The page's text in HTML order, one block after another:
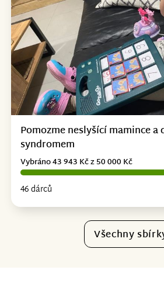
Pomozme neslyšící mamince a
syndromem
46 dárců
Vybráno 43 943 Kč z 50 000 Kč
Všechny